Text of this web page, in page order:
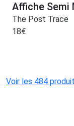
Affiche Semi
The Post Trace
18€
Voir les 484